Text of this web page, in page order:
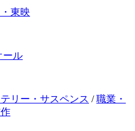
東映
ール
テリー・サスペンス /職業・